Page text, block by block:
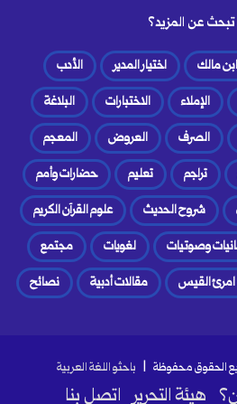
عن المزيد؟
مالك اختيار المدير
الأدب
الإملاء الاختبارات
البلاغة
الصرف العروض
المعجم
تراجم تعليم
حضارات وأمم
شروح الحديث
علوم القرآن الكريم
وصوتيات لغويات
مجتمع
القيس مقالات أدبية نصائح
باحثو اللغة العربية
هيئة التحرير اتصل بنا